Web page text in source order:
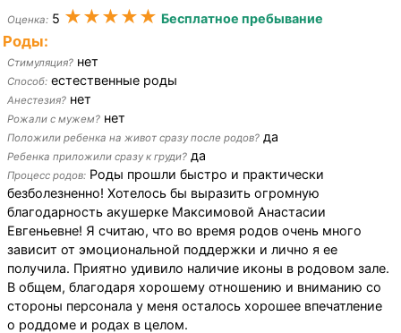
Оценка: 5 ★★★★★ Бесплатное пребывание
Роды:
Стимуляция? нет
Способ: естественные роды
Анестезия? нет
Рожали с мужем? нет
Положили ребенка на живот сразу после родов? да
Ребенка приложили сразу к груди? да
Процесс родов: Роды прошли быстро и практически
безболезненно! Хотелось бы выразить огромную
благодарность акушерке Максимовой Анастасии
Евгеньевне! Я считаю, что во время родов очень много
зависит от эмоциональной поддержки и лично я ее
получила. Приятно удивило наличие иконы в родовом зале.
В общем, благодаря хорошему отношению и вниманию со
стороны персонала у меня осталось хорошее впечатление
о роддоме и родах в целом.